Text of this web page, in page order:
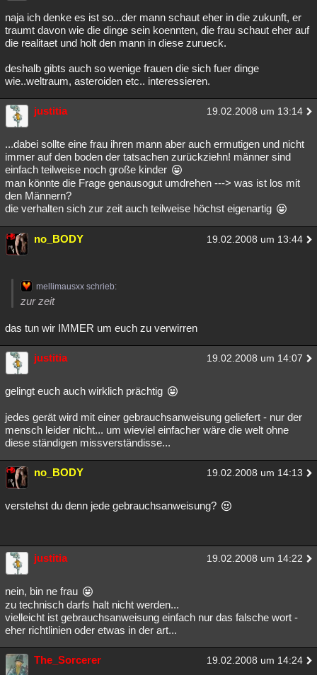
naja ich denke es ist so...der mann schaut eher in die zukunft, er
traumt davon wie die dinge sein koennten, die frau schaut eher auf
die realitaet und holt den mann in diese zurueck.
deshalb gibts auch so wenige frauen die sich fuer dinge
wie..weltraum, asteroiden etc.. interessieren.
justitia 19.02.2008 um 13:14
...dabei sollte eine frau ihren mann aber auch ermutigen und nicht
immer auf den boden der tatsachen zurückziehn! männer sind
einfach teilweise noch große kinder
man könnte die Frage genausogut umdrehen ---> was ist los mit
den Männern?
die verhalten sich zur zeit auch teilweise höchst eigenartig
no_BODY 19.02.2008 um 13:44
mellimausxx schrieb:
zur zeit
das tun wir IMMER um euch zu verwirren
justitia 19.02.2008 um 14:07
gelingt euch auch wirklich prächtig
jedes gerät wird mit einer gebrauchsanweisung geliefert - nur der
mensch leider nicht... um wieviel einfacher wäre die welt ohne
diese ständigen missverständisse...
no_BODY 19.02.2008 um 14:13
verstehst du denn jede gebrauchsanweisung?
justitia 19.02.2008 um 14:22
nein, bin ne frau
zu technisch darfs halt nicht werden...
vielleicht ist gebrauchsanweisung einfach nur das falsche wort -
eher richtlinien oder etwas in der art...
The_Sorcerer 19.02.2008 um 14:24